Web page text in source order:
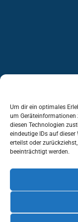
Um dir ein optimales
um Geräteinformationen
diesen Technologien
eindeutige IDs auf
erteilst oder
beeinträchtigt werden.